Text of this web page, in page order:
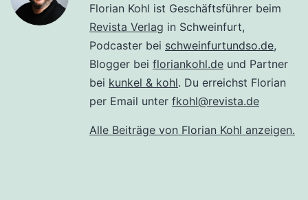
Florian Kohl ist Geschäftsführer beim
Revista Verlag in Schweinfurt,
Podcaster bei schweinfurtundso.de,
Blogger bei floriankohl.de und Partner
bei kunkel & kohl. Du erreichst Florian
per Email unter fkohl@revista.de
Alle Beiträge von Florian Kohl anzeigen.